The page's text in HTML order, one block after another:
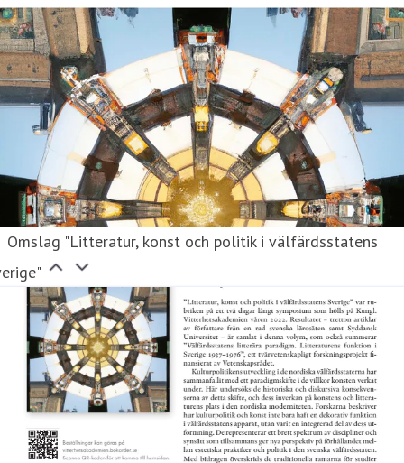
Omslag "Litteratur, konst och politik i välfärdsstatens